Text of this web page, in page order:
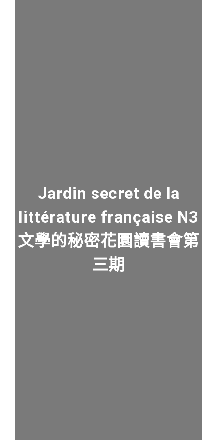
Jardin secret de la
littérature française N3
文學的秘密花園讀書會第
三期